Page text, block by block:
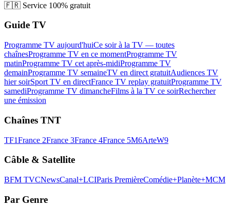
🇫🇷 Service 100% gratuit
Guide TV
Programme TV aujourd'huiCe soir à la TV — toutes
chaînesProgramme TV en ce momentProgramme TV
matinProgramme TV cet après-midiProgramme TV
demainProgramme TV semaineTV en direct gratuitAudiences TV
hier soirSport TV en directFrance TV replay gratuitProgramme TV
samediProgramme TV dimancheFilms à la TV ce soirRechercher
une émission
Chaînes TNT
TF1France 2France 3France 4France 5M6ArteW9
Câble & Satellite
BFM TVCNewsCanal+LCIParis PremièreComédie+Planète+MCM
Par Genre